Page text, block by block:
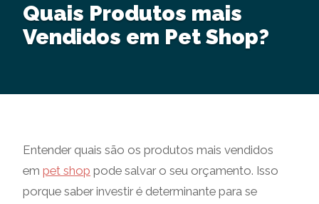
Quais Produtos mais
Vendidos em Pet Shop?
Entender quais são os produtos mais vendidos
em pet shop pode salvar o seu orçamento. Isso
porque saber investir é determinante para se